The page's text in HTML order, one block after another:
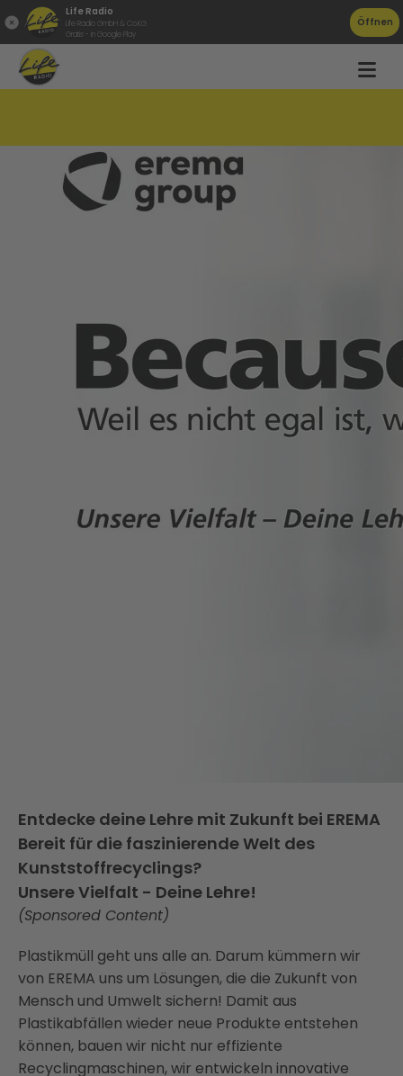
Life Radio
Life Radio GmbH & Co.KG
Gratis - in Google Play
Öffnen
Entdecke deine Lehre mit Zukunft bei EREMA
Bereit für die faszinierende Welt des
Kunststoffrecyclings?
Unsere Vielfalt - Deine Lehre!
(Sponsored Content)
Plastikmüll geht uns alle an. Darum kümmern wir
von EREMA uns um Lösungen, die die Zukunft von
Mensch und Umwelt sichern! Damit aus
Plastikabfällen wieder neue Produkte entstehen
können, bauen wir nicht nur effiziente
Recyclingmaschinen, wir entwickeln innovative